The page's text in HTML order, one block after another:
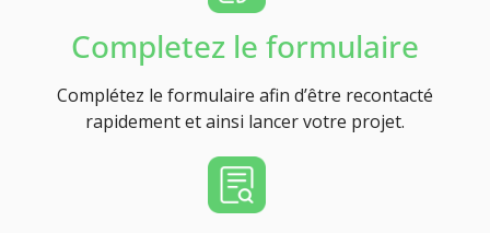
Completez le formulaire
Complétez le formulaire afin d’être recontacté
rapidement et ainsi lancer votre projet.